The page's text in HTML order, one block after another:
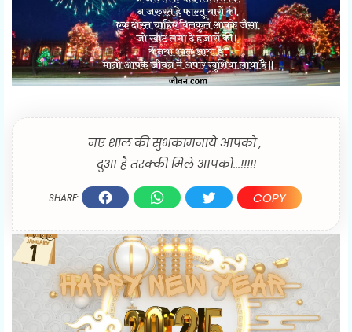
नए शाल की सुभकामनाये आपको ,
दुआ है तरक्की मिले आपको...!!!!!
SHARE: COPY